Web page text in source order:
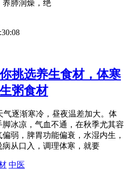
养肺润燥，绝
挑选养生食材，体寒
粥食材
气逐渐寒冷，昼夜温差加大。体
冰凉，气血不通，在秋季尤其容
弱，脾胃功能偏衰，水湿内生，
从口入，调理体寒，就要
中医